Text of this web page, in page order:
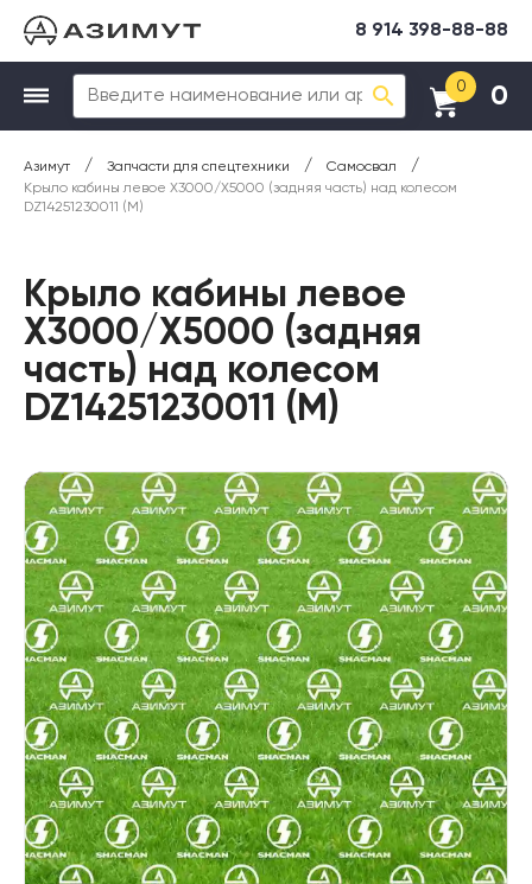
8 914 398-88-88
0 0
Азимут / Запчасти для спецтехники / Самосвал /
Крыло кабины левое X3000/X5000 (задняя часть) над колесом
DZ14251230011 (М)
Крыло кабины левое
X3000/X5000 (задняя
часть) над колесом
DZ14251230011 (М)